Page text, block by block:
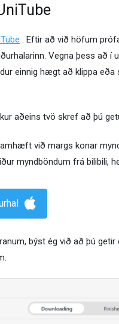
. Eftir að við höfum
Vegna þess að í
einnig hægt að klippa
aðeins tvö skref að þú
við margs konar
myndböndum frá bilibili,
býst ég við að þú